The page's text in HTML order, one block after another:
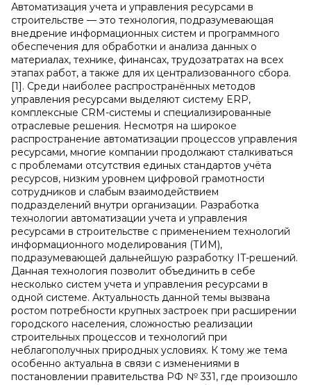
Автоматизация учета и управления ресурсами в
строительстве — это технология, подразумевающая
внедрение информационных систем и программного
обеспечения для обработки и анализа данных о
материалах, технике, финансах, трудозатратах на всех
этапах работ, а также для их централизованного сбора.
[1]. Среди наиболее распространённых методов
управления ресурсами выделяют систему ERP,
комплексные CRM-системы и специализированные
отраслевые решения. Несмотря на широкое
распространение автоматизации процессов управления
ресурсами, многие компании продолжают сталкиваться
с проблемами отсутствия единых стандартов учёта
ресурсов, низким уровнем цифровой грамотности
сотрудников и слабым взаимодействием
подразделений внутри организации. Разработка
технологии автоматизации учета и управления
ресурсами в строительстве с применением технологий
информационного моделирования (ТИМ),
подразумевающей дальнейшую разработку IT-решений.
Данная технология позволит объединить в себе
несколько систем учета и управления ресурсами в
одной системе. Актуальность данной темы вызвана
ростом потребности крупных застроек при расширении
городского населения, сложностью реализации
строительных процессов и технологий при
неблагополучных природных условиях. К тому же тема
особенно актуальна в связи с изменениями в
постановлении правительства РФ № 331, где произошло